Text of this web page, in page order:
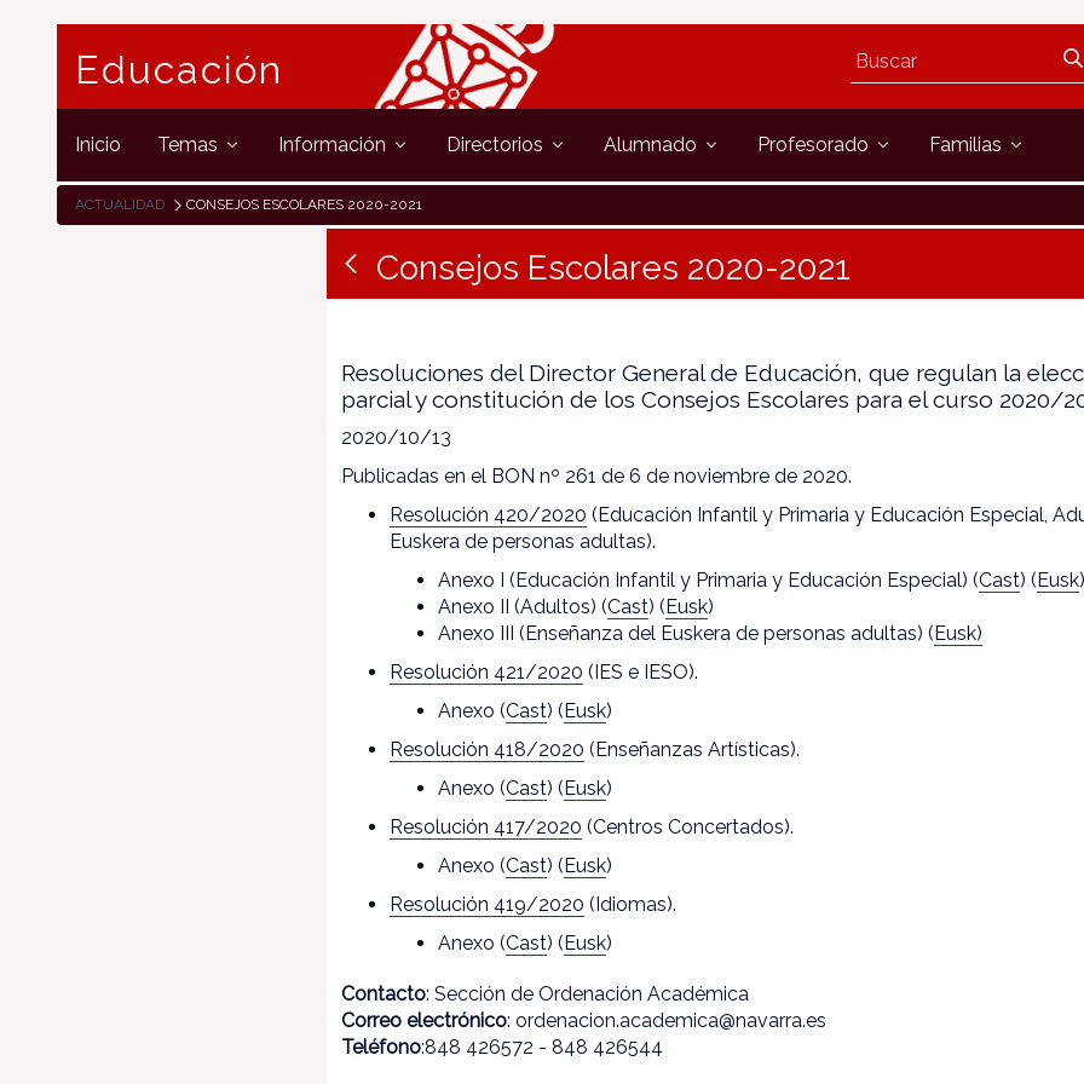
Educación
Inicio Temas Información Directorios Alumnado Profesorado Familias
ACTUALIDAD CONSEJOS ESCOLARES 2020-2021
Consejos Escolares 2020-2021
Resoluciones del Director General de Educación, que regulan la
parcial y constitución de los Consejos Escolares para el curso 2020/
2020/10/13
Publicadas en el BON nº 261 de 6 de noviembre de 2020.
Resolución 420/2020 (Educación Infantil y Primaria y Educación Especial,
Euskera de personas adultas).
Anexo I (Educación Infantil y Primaria y Educación Especial) (Cast) (Eusk
Anexo II (Adultos) (Cast) (Eusk)
Anexo III (Enseñanza del Euskera de personas adultas) (Eusk)
Resolución 421/2020 (IES e IESO).
Anexo (Cast) (Eusk)
Resolución 418/2020 (Enseñanzas Artísticas).
Anexo (Cast) (Eusk)
Resolución 417/2020 (Centros Concertados).
Anexo (Cast) (Eusk)
Resolución 419/2020 (Idiomas).
Anexo (Cast) (Eusk)
Contacto: Sección de Ordenación Académica
Correo electrónico: ordenacion.academica@navarra.es
Teléfono:848 426572 - 848 426544